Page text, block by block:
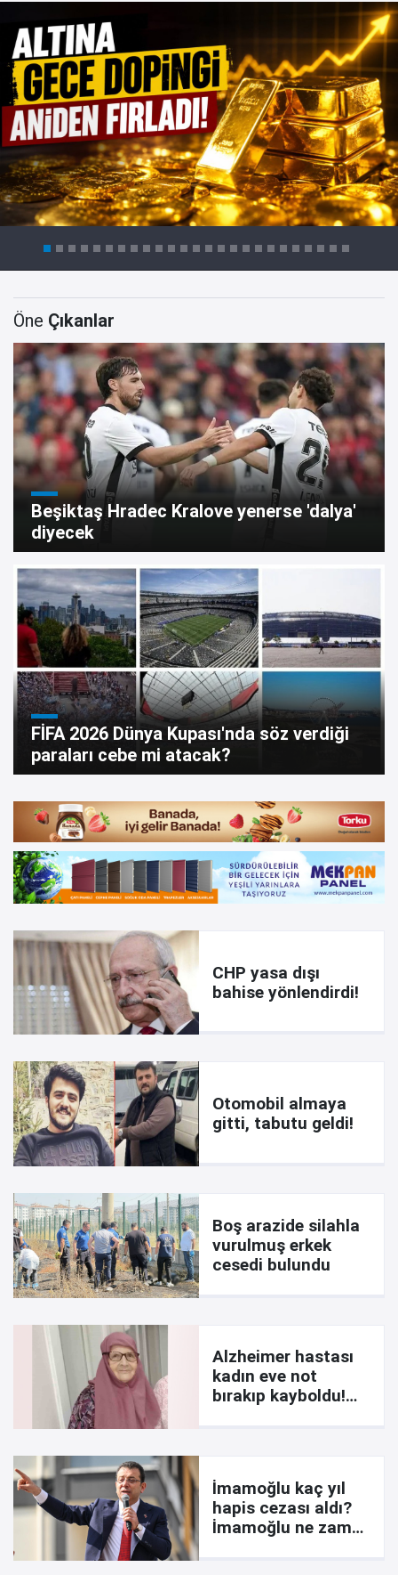
Öne Çıkanlar
Beşiktaş Hradec Kralove yenerse 'dalya'
diyecek
FİFA 2026 Dünya Kupası'nda söz verdiği
paraları cebe mi atacak?
CHP yasa dışı
bahise yönlendirdi!
Otomobil almaya
gitti, tabutu geldi!
Boş arazide silahla
vurulmuş erkek
cesedi bulundu
Alzheimer hastası
kadın eve not
bırakıp kayboldu!
İmamoğlu kaç yıl
hapis cezası aldı?
İmamoğlu ne zaman